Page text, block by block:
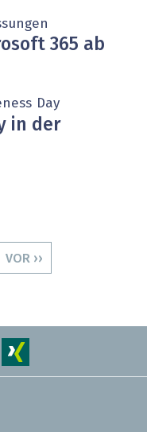
365 ab
Day
in der
NÄCHSTE
VOR ››